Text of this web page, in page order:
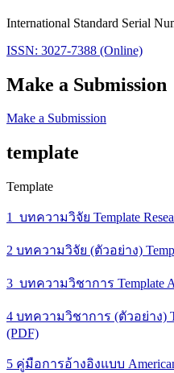
International Standard Serial
ISSN: 3027-7388 (Online)
Make a Submission
Make a Submission
template
Template
1_บทความวิจัย Template
2 บทความวิจัย (ตัวอย่าง)
3_บทความวิชาการ Template
4 บทความวิชาการ (ตัวอย่าง)
(PDF)
5 คู่มือการอ้างอิงแบบ American